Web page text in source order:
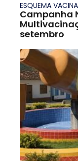
ESQUEMA
Campanha
setembro